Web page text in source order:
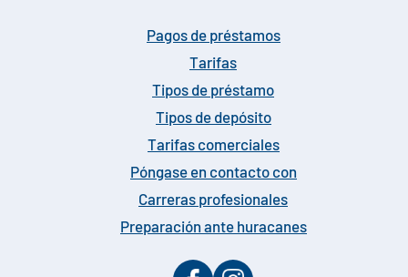
Pagos de préstamos
Tarifas
Tipos de préstamo
Tipos de depósito
Tarifas comerciales
Póngase en contacto con
Carreras profesionales
Preparación ante huracanes